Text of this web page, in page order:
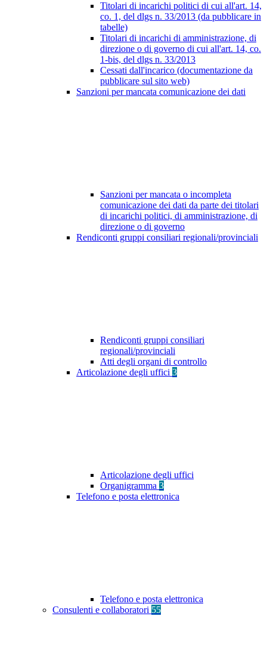
Titolari di incarichi politici di cui all'art. 14,
co. 1, del dlgs n. 33/2013 (da pubblicare in
tabelle)
Titolari di incarichi di amministrazione, di
direzione o di governo di cui all'art. 14, co.
1-bis, del dlgs n. 33/2013
Cessati dall'incarico (documentazione da
pubblicare sul sito web)
Sanzioni per mancata comunicazione dei dati
Sanzioni per mancata o incompleta
comunicazione dei dati da parte dei titolari
di incarichi politici, di amministrazione, di
direzione o di governo
Rendiconti gruppi consiliari regionali/provinciali
Rendiconti gruppi consiliari
regionali/provinciali
Atti degli organi di controllo
Articolazione degli uffici 3
Articolazione degli uffici
Organigramma 3
Telefono e posta elettronica
Telefono e posta elettronica
Consulenti e collaboratori 55